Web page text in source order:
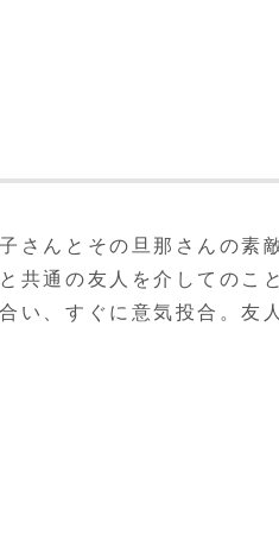
さんとその旦那さんの素
共通の友人を介してのこ
い、すぐに意気投合。友